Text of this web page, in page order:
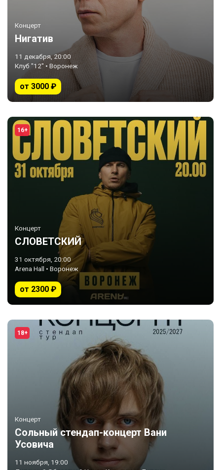
Концерт
Нигатив
11 декабря, 20:00
Клуб "12" • Воронеж
от 3000 ₽
16+
Концерт
СЛОВЕТСКИЙ
31 октября, 20:00
Arena Hall • Воронеж
от 2300 ₽
18+
Концерт
Сольный стендап-концерт Вани
Усовича
11 ноября, 19:00